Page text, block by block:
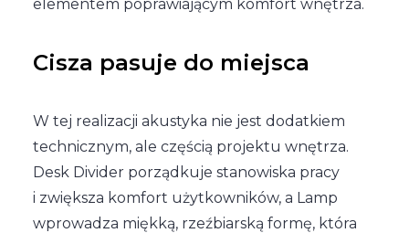
elementem poprawiającym komfort wnętrza.
Cisza pasuje do miejsca
W tej realizacji akustyka nie jest dodatkiem
technicznym, ale częścią projektu wnętrza.
Desk Divider porządkuje stanowiska pracy
i zwiększa komfort użytkowników, a Lamp
wprowadza miękką, rzeźbiarską formę, która